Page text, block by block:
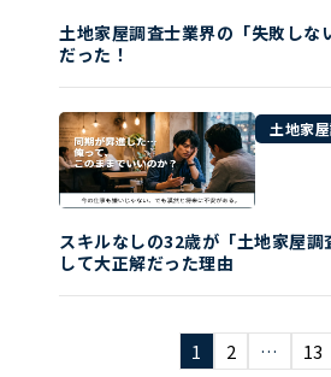
土地家屋調査士業界の「失敗しな
だった！
土地家
スキルなしの32歳が「土地家屋調
して大正解だった理由
1 2 … 13